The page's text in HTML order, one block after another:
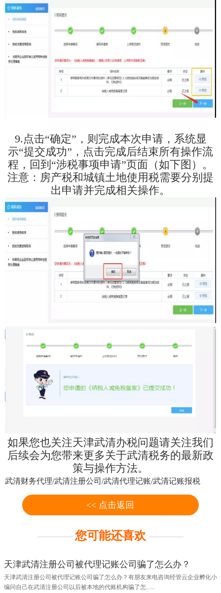
9.点击“确定”，则完成本次申请，系统显
示“提交成功”，点击完成后结束所有操作流
程，回到“涉税事项申请”页面（如下图）。
注意：房产税和城镇土地使用税需要分别提
出申请并完成相关操作。
如果您也关注天津武清办税问题请关注我们
后续会为您带来更多关于武清税务的最新政
策与操作方法。
武清财务代理/武清注册公司 /武清代理记账/武清记账报税
<< 点击返回
您可能还喜欢
天津武清注册公司被代理记账公司骗了怎么办？
天津武清注册公司被代理记账公司骗了怎么办？有朋友来电咨询经管云企业孵化小
编问自己在武清注册公司以后被本地的代账机构骗了怎......